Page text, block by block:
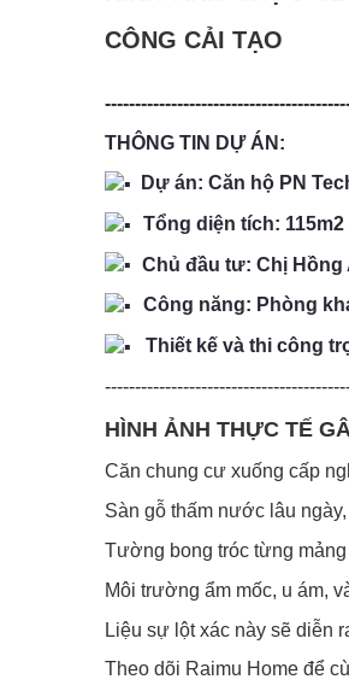
CÔNG CẢI TẠO
THÔNG TIN DỰ ÁN:
Dự án: Căn hộ PN
Tổng diện tích: 115m2
Chủ đầu tư: Chị Hồng
Công năng: Phòng
Thiết kế và thi công
HÌNH ẢNH THỰC TẾ
Căn chung cư xuống cấp
Sàn gỗ thấm nước lâu
Tường bong tróc từng
Môi trường ẩm mốc, u ám,
Liệu sự lột xác này sẽ diễn
Theo dõi Raimu Home để